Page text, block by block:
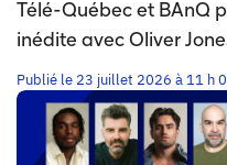
Télé-Québec et BAnQ
inédite avec Oliver
Publié le 23 juillet 2026 à 11 h